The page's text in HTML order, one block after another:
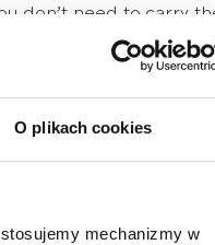
O plikach cookies
mechanizmy w
don’t need to carry
it a stylish and
incredibly simple
each subsequent
hygiene, it is